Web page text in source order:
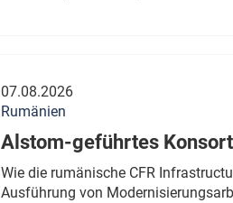
07.08.2026
Rumänien
Alstom-geführtes
Wie die rumänische CFR
Ausführung von